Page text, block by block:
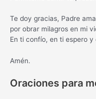
Te doy gracias, Padre
por obrar milagros en mi
En ti confío, en ti espero
Amén.
Oraciones para